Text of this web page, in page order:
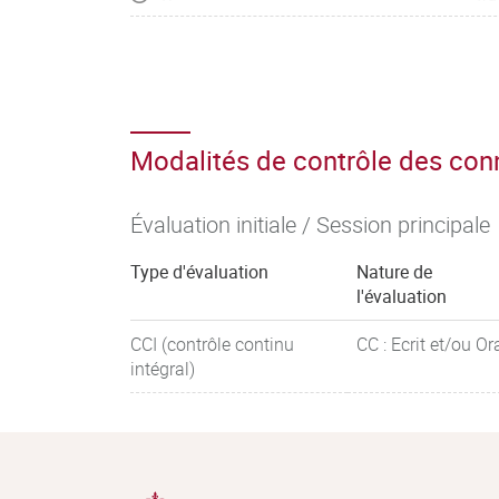
Modalités de contrôle des
Évaluation initiale / Session principale
Type d'évaluation
Nature de
l'évaluation
CCI (contrôle continu
intégral)
CC : Ecrit et/ou